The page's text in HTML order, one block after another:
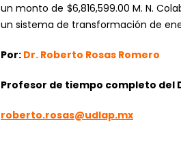
un monto de $6,816,599.00 M. N.
un sistema de transformación de
Por: Dr. Roberto Rosas Romero
Profesor de tiempo completo del
roberto.rosas@udlap.mx